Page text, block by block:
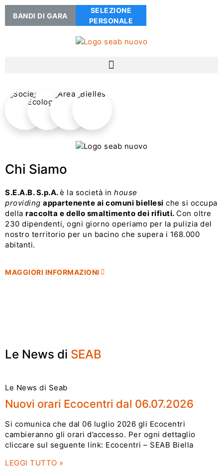
BANDI DI GARA
SELEZIONE
PERSONALE
Teniamo pulito il Mondo
Ama e rispetta il luogo in cui vivi
Scopri di più su SEAB
Chi Siamo
S.E.A.B. S.p.A.è la società in house
providing appartenente ai comuni biellesi che si occupa
della raccolta e dello smaltimento dei rifiuti. Con oltre
230 dipendenti, ogni giorno operiamo per la pulizia del
nostro territorio per un bacino che supera i 168.000
abitanti.
MAGGIORI INFORMAZIONI
TARIFFA
Scopri di più
SERVITE
GIORNATE DEL
Le News di SEAB
Le News di Seab
Nuovi orari Ecocentri dal 06.07.2026
Si comunica che dal 06 luglio 2026 gli Ecocentri
cambieranno gli orari d’accesso. Per ogni dettaglio
cliccare sul seguente link: Ecocentri – SEAB Biella
LEGGI TUTTO »